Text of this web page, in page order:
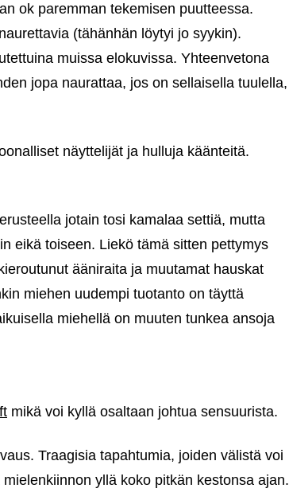
ok paremman tekemisen puutteessa.
(tähänhän löytyi jo syykin).
muissa elokuvissa. Yhteenvetona
jopa naurattaa, jos on sellaisella tuulella,
näyttelijät ja hulluja käänteitä.
jotain tosi kamalaa settiä, mutta
eikä toiseen. Liekö tämä sitten pettymys
ääniraita ja muutamat hauskat
miehen uudempi tuotanto on täyttä
miehellä on muuten tunkea ansoja
mikä voi kyllä osaltaan johtua sensuurista.
Traagisia tapahtumia, joiden välistä voi
yllä koko pitkän kestonsa ajan.